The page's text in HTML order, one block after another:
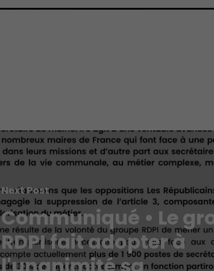
Next Post
Communiqué • Le
RDPI fait adopter à